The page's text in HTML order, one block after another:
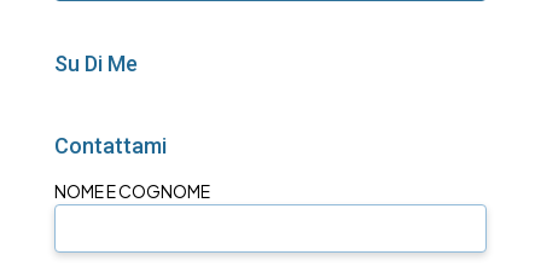
Su Di Me
Contattami
NOME E COGNOME